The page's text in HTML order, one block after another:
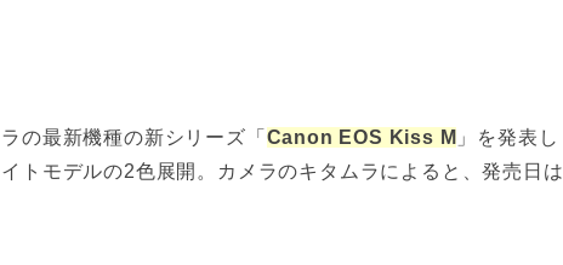
の最新機種の新シリーズ「 Canon EOS Kiss M 」を発表し
トモデルの2色展開。カメラのキタムラによると、発売日は